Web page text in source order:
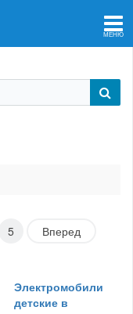
5 Вперед
Электромобили
детские в